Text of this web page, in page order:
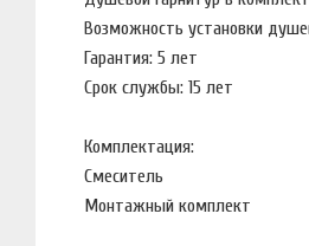
Возможность установки
Гарантия: 5 лет
Срок службы: 15 лет
Комплектация:
Смеситель
Монтажный комплект